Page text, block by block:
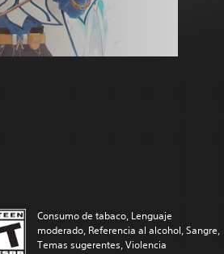
Consumo de tabaco, Lenguaje
moderado, Referencia al alcohol, Sangre,
Temas sugerentes, Violencia